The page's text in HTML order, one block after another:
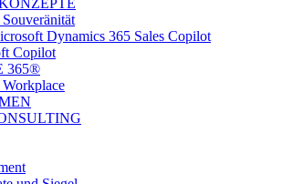
Dynamics 365 Sales Copilot
Copilot
365®